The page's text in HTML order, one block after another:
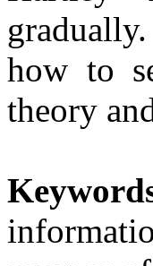
how to
theory